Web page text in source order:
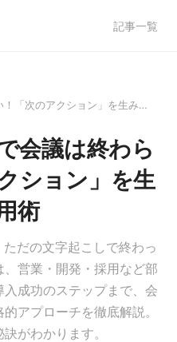
記事一覧
「次のアクション」を生み…
会議は終わら
ション」を生
術
だの文字起こしで終わっ
営業・開発・採用など部
成功のステップまで、会
アプローチを徹底解説。
がわかります。